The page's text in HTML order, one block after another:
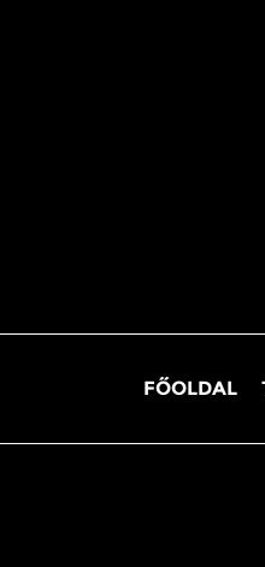
FŐOLDAL